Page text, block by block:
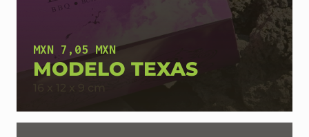
MXN 7,05 MXN
MODELO TEXAS